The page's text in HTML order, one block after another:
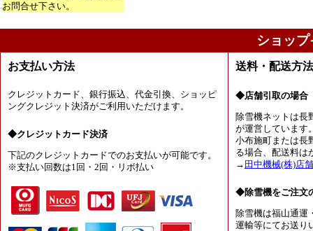
お問合せ下さい。
ショッ
お支払い方法
クレジットカード、銀行振込、代金引換、ショッピ
ングクレジット決済がご利用いただけます。
◆クレジットカード決済
下記のクレジットカードでのお支払いが可能です。
※支払い回数は1回・2回・リボ払い
送料・配送方
◆店舗引取の場合
除雪機ネットは長
が運営しています
小布施町または長
る場合、配送料は
→ 田中機械(株)店
◆除雪機をご注文
除雪機は福山通運
運輸等にてお送り